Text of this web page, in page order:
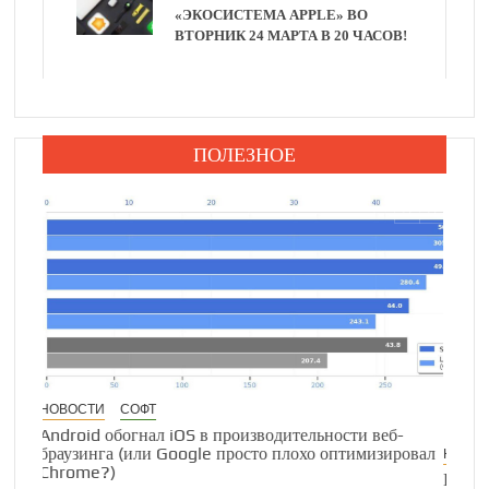
«ЭКОСИСТЕМА APPLE» ВО
ВТОРНИК 24 МАРТА В 20 ЧАСОВ!
ПОЛЕЗНОЕ
веб-
оптимизировал
НОВОСТИ СОФТ
Конец эпохи: энтузиасты признали
борьбе за установку новой macOS на
mangoose 31 марта, 2026